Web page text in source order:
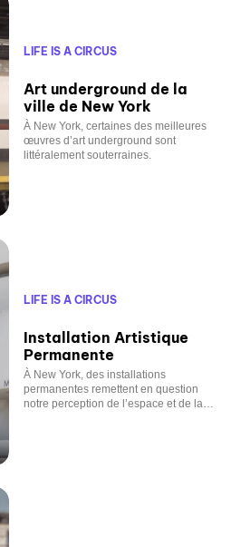
LIFE IS A CIRCUS
Art underground de la
ville de New York
À New York, certaines des meilleures
œuvres d’art underground sont
littéralement souterraines.
LIFE IS A CIRCUS
Installation Artistique
Permanente
À New York, des installations
permanentes remettent en question
notre perception de l’espace et de la